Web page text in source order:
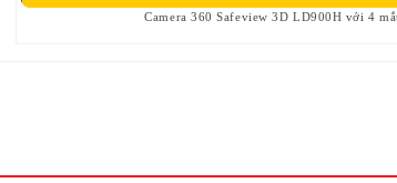
Camera 360 Safeview 3D LD900H với 4